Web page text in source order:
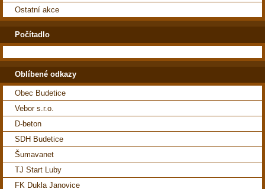
Ostatní akce
Počítadlo
Oblíbené odkazy
Obec Budetice
Vebor s.r.o.
D-beton
SDH Budetice
Šumavanet
TJ Start Luby
FK Dukla Janovice